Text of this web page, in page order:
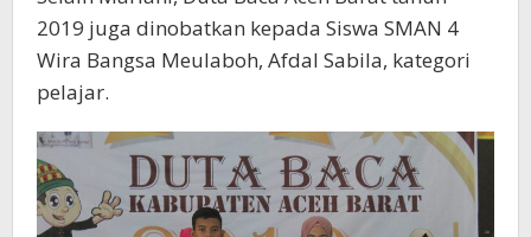
2019 juga dinobatkan kepada Siswa SMAN 4
Wira Bangsa Meulaboh, Afdal Sabila, kategori
pelajar.